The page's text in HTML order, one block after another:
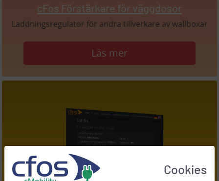
cFos Förstärkare för väggdosor
Laddningsregulator för andra tillverkare av wallboxar
Läs mer
Cookies